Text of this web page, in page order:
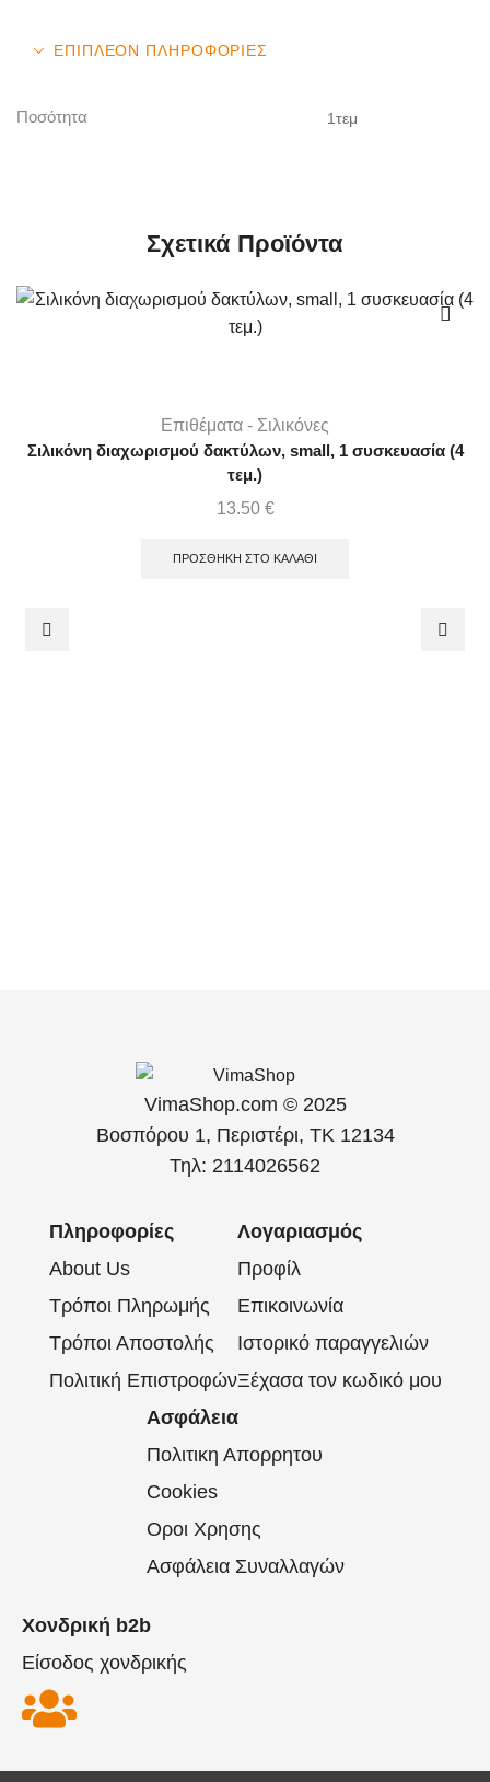
ΕΠΙΠΛΈΟΝ ΠΛΗΡΟΦΟΡΊΕΣ
Ποσότητα 1τεμ
Σχετικά Προϊόντα
Επιθέματα - Σιλικόνες
Σιλικόνη διαχωρισμού δακτύλων, small, 1 συσκευασία (4
τεμ.)
13.50 €
ΠΡΟΣΘΉΚΗ ΣΤΟ ΚΑΛΆΘΙ
VimaShop.com © 2025
Βοσπόρου 1, Περιστέρι, ΤΚ 12134
Τηλ: 2114026562
Πληροφορίες
About Us
Τρόποι Πληρωμής
Τρόποι Αποστολής
Πολιτική Επιστροφών
Λογαριασμός
Προφίλ
Επικοινωνία
Ιστορικό παραγγελιών
Ξέχασα τον κωδικό μου
Ασφάλεια
Πολιτικη Απορρητου
Cookies
Οροι Χρησης
Ασφάλεια Συναλλαγών
Χονδρική b2b
Είσοδος χονδρικής